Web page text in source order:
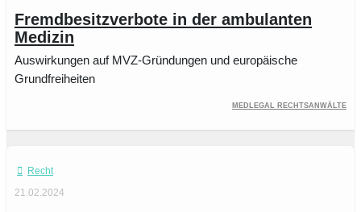
Fremdbesitzverbote in der ambulanten
Medizin
Auswirkungen auf MVZ-Gründungen und europäische
Grundfreiheiten
medlegal Rechtsanwälte
Recht
21.02.2024